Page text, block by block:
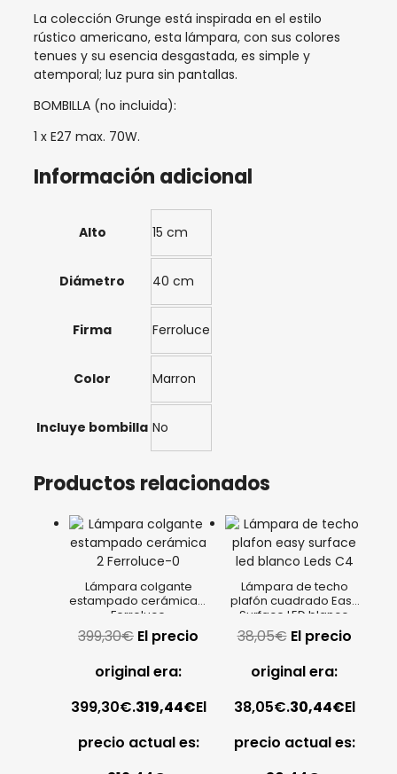
La colección Grunge está inspirada en el estilo
rústico americano, esta lámpara, con sus colores
tenues y su esencia desgastada, es simple y
atemporal; luz pura sin pantallas.
BOMBILLA (no incluida):
1 x E27 max. 70W.
Información adicional
Alto 15 cm
Diámetro 40 cm
Firma Ferroluce
Color Marron
Incluye bombilla No
Productos relacionados
Lámpara colgante
estampado cerámica 2
Ferroluce
399,30€ El precio
original era:
399,30€.319,44€El
precio actual es:
Lámpara de techo
plafón cuadrado Easy
Surface LED blanco
Leds C4
38,05€ El precio
original era:
38,05€.30,44€El
precio actual es: